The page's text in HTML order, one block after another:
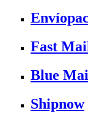
Fast
Blue
Shipnow